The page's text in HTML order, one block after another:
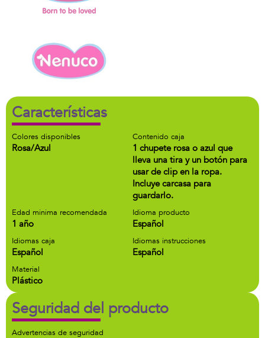
Características
Colores disponibles
Rosa/Azul
Contenido caja
1 chupete rosa o azul que
lleva una tira y un botón para
usar de clip en la ropa.
Incluye carcasa para
guardarlo.
Edad minima recomendada
1 año
Idioma producto
Español
Idiomas caja
Español
Idiomas instrucciones
Español
Material
Plástico
Seguridad del producto
Advertencias de seguridad